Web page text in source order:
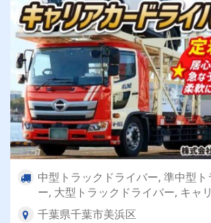
中型トラックドライバー, 準中型
ー, 大型トラックドライバー, キャ
千葉県千葉市美浜区